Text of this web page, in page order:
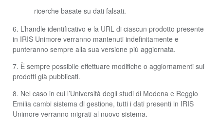
ricerche basate su dati falsati.
6. L’handle identificativo e la URL di ciascun prodotto presente
in IRIS Unimore verranno mantenuti indefinitamente e
punteranno sempre alla sua versione più aggiornata.
7. È sempre possibile effettuare modifiche o aggiornamenti sui
prodotti già pubblicati.
8. Nel caso in cui l’Università degli studi di Modena e Reggio
Emilia cambi sistema di gestione, tutti i dati presenti in IRIS
Unimore verranno migrati al nuovo sistema.